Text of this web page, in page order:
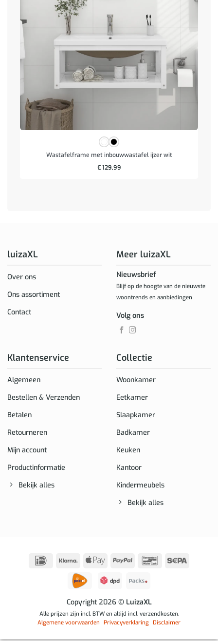
Wastafelframe met inbouwwastafel ijzer wit
€129,99
luizaXL
Over ons
Ons assortiment
Contact
Klantenservice
Algemeen
Bestellen & Verzenden
Betalen
Retourneren
Mijn account
Productinformatie
Bekijk alles
Collectie
Woonkamer
Eetkamer
Slaapkamer
Badkamer
Keuken
Kantoor
Kindermeubels
Bekijk alles
Meer luizaXL
Nieuwsbrief
Blijf op de hoogte van de nieuwste
woontrends en aanbiedingen
Volg ons
IDeal Klarna
Apple
PayPal BancontactSepa
Copyright 2026 © LuizaXL
Alle prijzen zijn incl. BTW en altijd incl. verzendkosten.
Algemene voorwaarden Privacyverklaring Disclaimer